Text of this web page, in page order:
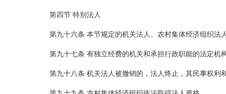
第四节 特别法人
第九十六条 本节规定的机关法人、农村集体经济组织
第九十七条 有独立经费的机关和承担行政职能的法定
第九十八条 机关法人被撤销的，法人终止，其民事权